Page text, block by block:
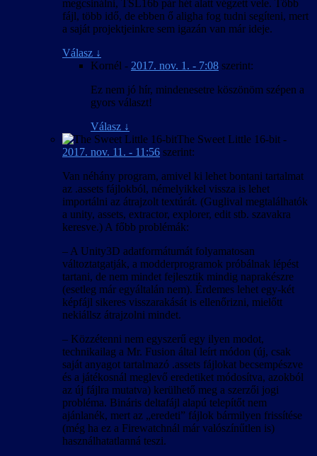
megcsinálni, TSL16b pár hét alatt végzett vele. Több
fájl, több idő, de ebben ő aligha fog tudni segíteni, mert
a saját projektjeinkre sem igazán van már ideje.
Válasz ↓
Kornél - 2017. nov. 1. - 7:08 szerint:
Ez nem jó hír, mindenesetre köszönöm szépen a
gyors választ!
Válasz ↓
The Sweet Little 16-bit -
2017. nov. 11. - 11:56 szerint:
Van néhány program, amivel ki lehet bontani tartalmat
az .assets fájlokból, némelyikkel vissza is lehet
importálni az átrajzolt textúrát. (Guglival megtalálhatók
a unity, assets, extractor, explorer, edit stb. szavakra
keresve.) A főbb problémák:
– A Unity3D adatformátumát folyamatosan
változtatgatják, a modderprogramok próbálnak lépést
tartani, de nem mindet fejlesztik mindig naprakészre
(esetleg már egyáltalán nem). Érdemes lehet egy-két
képfájl sikeres visszarakását is ellenőrizni, mielőtt
nekiállsz átrajzolni mindet.
– Közzétenni nem egyszerű egy ilyen modot,
technikailag a Mr. Fusion által leírt módon (új, csak
saját anyagot tartalmazó .assets fájlokat becsempészve
és a játékosnál meglevő eredetiket módosítva, azokból
az új fájlra mutatva) kerülhető meg a szerzői jogi
probléma. Bináris deltafájl alapú telepítőt nem
ajánlanék, mert az „eredeti” fájlok bármilyen frissítése
(még ha ez a Firewatchnál már valószínűtlen is)
használhatatlanná teszi.